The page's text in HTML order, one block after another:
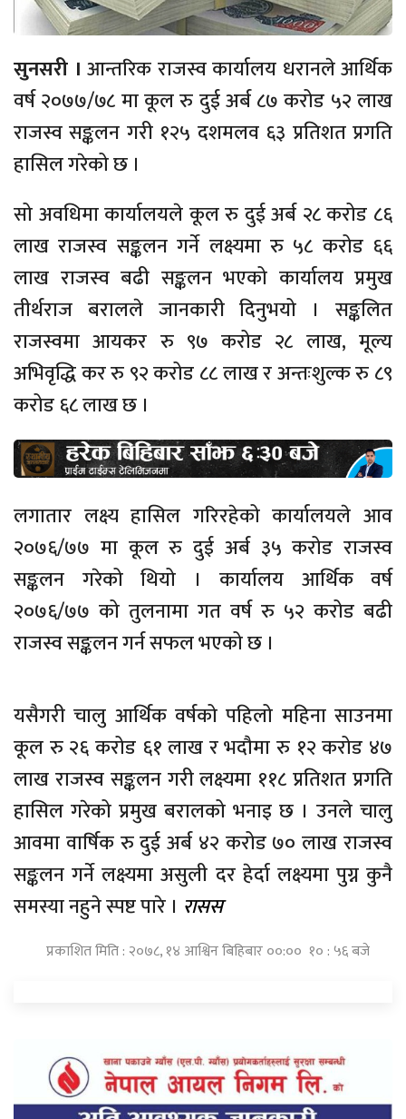
सुनसरी । आन्तरिक राजस्व कार्यालय धरानले आर्थिक
वर्ष २०७७/७८ मा कूल रु दुई अर्ब ८७ करोड ५२ लाख
राजस्व सङ्कलन गरी १२५ दशमलव ६३ प्रतिशत प्रगति
हासिल गरेको छ ।
सो अवधिमा कार्यालयले कूल रु दुई अर्ब २८ करोड ८६
लाख राजस्व सङ्कलन गर्ने लक्ष्यमा रु ५८ करोड ६६
लाख राजस्व बढी सङ्कलन भएको कार्यालय प्रमुख
तीर्थराज बरालले जानकारी दिनुभयो । सङ्कलित
राजस्वमा आयकर रु ९७ करोड २८ लाख, मूल्य
अभिवृद्धि कर रु ९२ करोड ८८ लाख र अन्तःशुल्क रु ८९
करोड ६८ लाख छ ।
लगातार लक्ष्य हासिल गरिरहेको कार्यालयले आव
२०७६/७७ मा कूल रु दुई अर्ब ३५ करोड राजस्व
सङ्कलन गरेको थियो । कार्यालय आर्थिक वर्ष
२०७६/७७ को तुलनामा गत वर्ष रु ५२ करोड बढी
राजस्व सङ्कलन गर्न सफल भएको छ ।
यसैगरी चालु आर्थिक वर्षको पहिलो महिना साउनमा
कूल रु २६ करोड ६१ लाख र भदौमा रु १२ करोड ४७
लाख राजस्व सङ्कलन गरी लक्ष्यमा ११८ प्रतिशत प्रगति
हासिल गरेको प्रमुख बरालको भनाइ छ । उनले चालु
आवमा वार्षिक रु दुई अर्ब ४२ करोड ७० लाख राजस्व
सङ्कलन गर्ने लक्ष्यमा असुली दर हेर्दा लक्ष्यमा पुग्न कुनै
समस्या नहुने स्पष्ट पारे । रासस
प्रकाशित मिति : २०७८, १४ आश्विन बिहिबार ००:०० १० : ५६ बजे